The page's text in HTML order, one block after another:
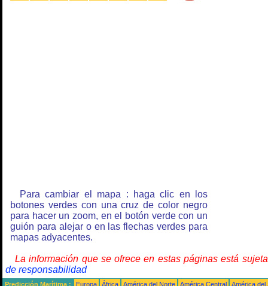
Para cambiar el mapa : haga clic en los
botones verdes con una cruz de color negro
para hacer un zoom, en el botón verde con un
guión para alejar o en las flechas verdes para
mapas adyacentes.
La información que se ofrece en estas páginas está
de responsabilidad
Predicción Marítima : Europa África América del Norte América Central
América del